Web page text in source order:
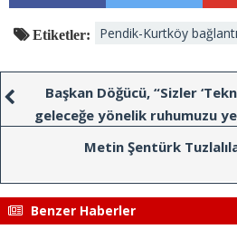
Etiketler: Pendik-Kurtköy
Başkan Döğücü, “Sizler
geleceğe yönelik ruhumuzu
Metin Şentürk
Benzer Haberler